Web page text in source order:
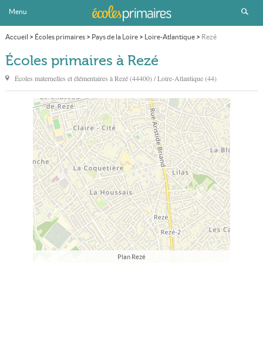
Menu
Accueil > Écoles primaires> Pays de la Loire> Loire-Atlantique> Rezé
Écoles primaires à Rezé
Écoles maternelles et élémentaires àRezé(44400) / Loire-Atlantique (44)
Plan Rezé